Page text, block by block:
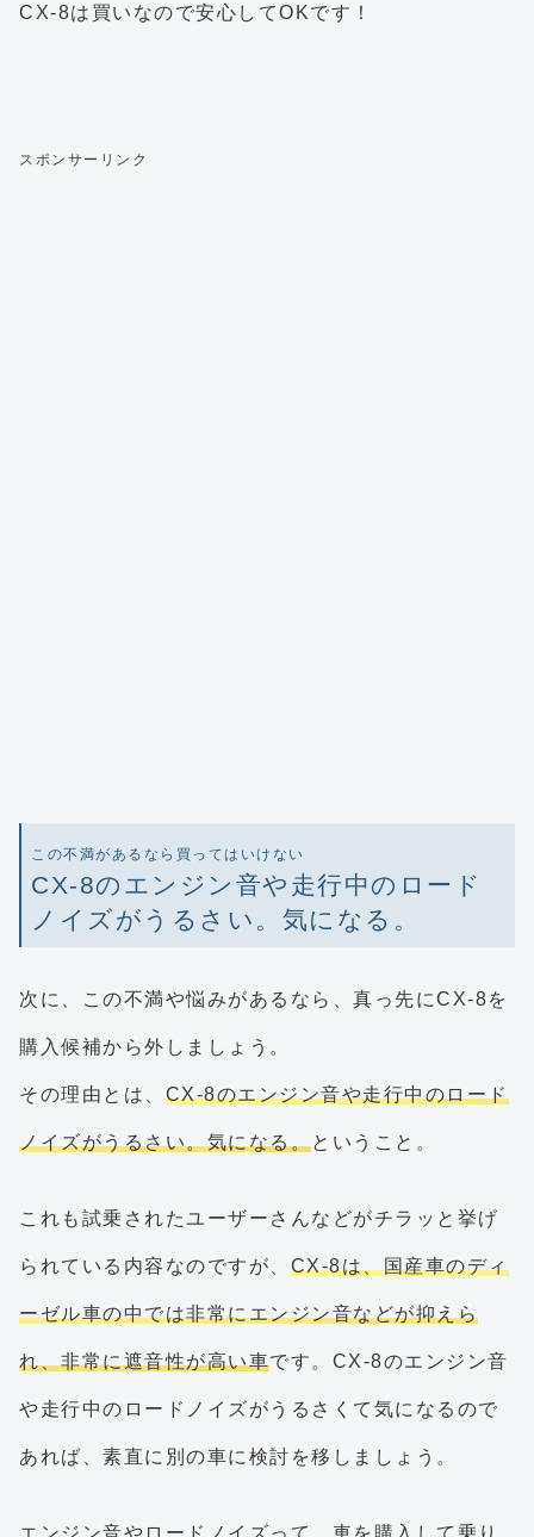
CX-8は買いなので安心してOKです！
スポンサーリンク
この不満があるなら買ってはいけない
CX-8のエンジン音や走行中のロード
ノイズがうるさい。気になる。
次に、この不満や悩みがあるなら、真っ先にCX-8を
購入候補から外しましょう。
その理由とは、 CX-8のエンジン音や走行中のロード
ノイズがうるさい。気になる。ということ。
これも試乗されたユーザーさんなどがチラッと挙げ
られている内容なのですが、 CX-8は、国産車のディ
ーゼル車の中では非常にエンジン音などが抑えら
れ、非常に遮音性が高い車です。CX-8のエンジン音
や走行中のロードノイズがうるさくて気になるので
あれば、素直に別の車に検討を移しましょう。
エンジン音やロードノイズって、車を購入して乗り